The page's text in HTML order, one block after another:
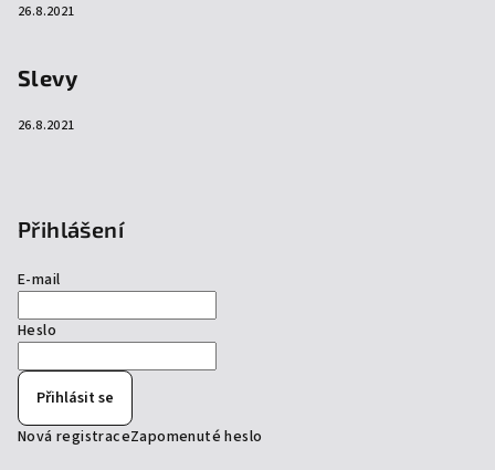
26.8.2021
Slevy
26.8.2021
Přihlášení
E-mail
Heslo
Přihlásit se
Nová registraceZapomenuté heslo